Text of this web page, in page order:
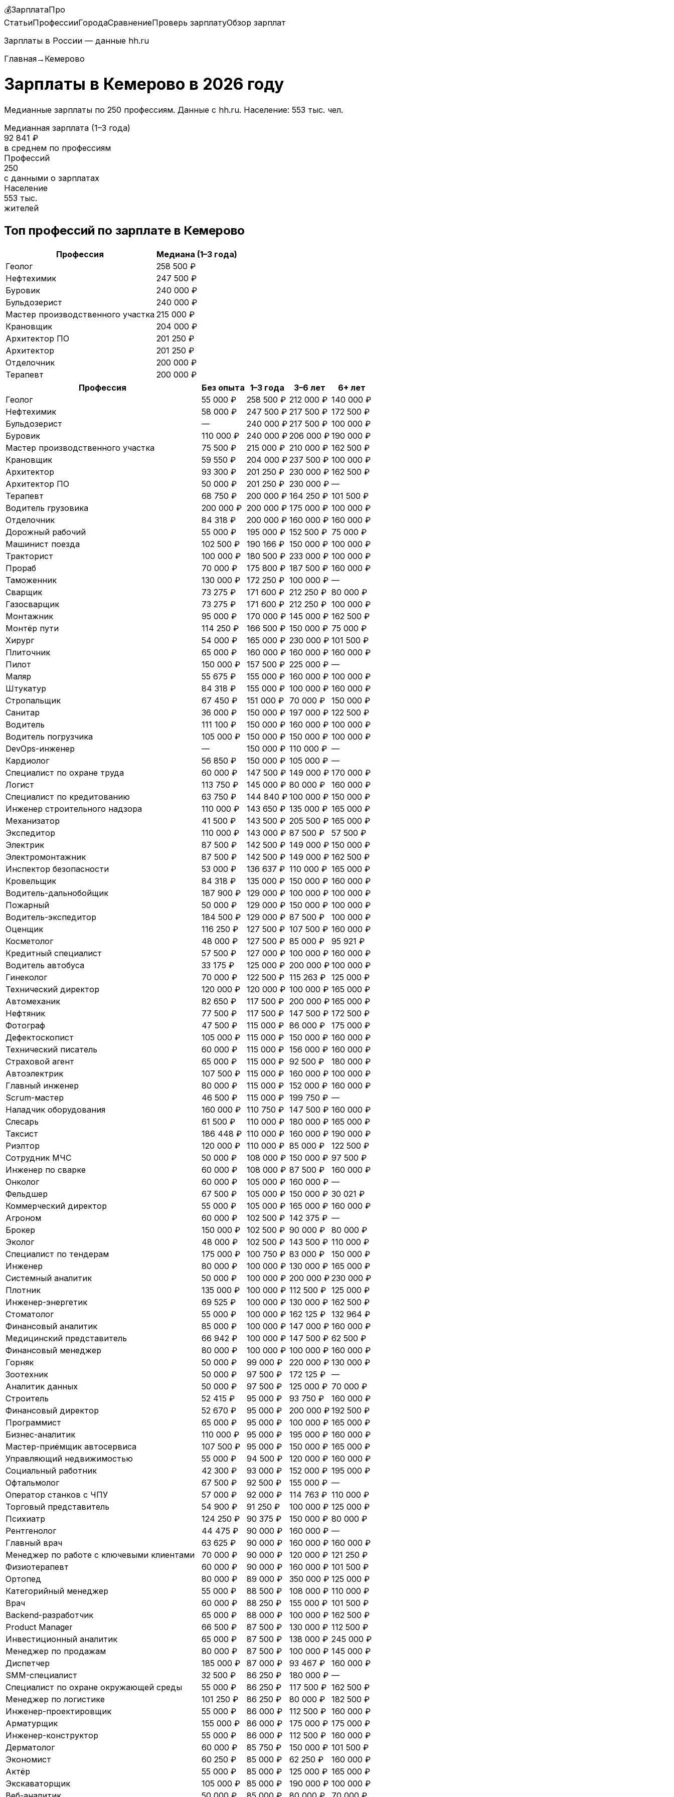
💰ЗарплатаПро
СтатьиПрофессииГородаСравнениеПроверь зарплатуОбзор зарплат
Зарплаты в России — данные hh.ru
Главная→ Кемерово
Зарплаты в Кемерово в 2026 году
Медианные зарплаты по 250 профессиям. Данные с hh.ru. Население: 553 тыс. чел.
Медианная зарплата (1–3 года)
92 841 ₽
в среднем по профессиям
Профессий
250
с данными о зарплатах
Население
553 тыс.
жителей
Топ профессий по зарплате в Кемерово
Профессия
Медиана (1–3 года)
Геолог
258 500 ₽
Нефтехимик
247 500 ₽
Буровик
240 000 ₽
Бульдозерист
240 000 ₽
Мастер производственного участка 215 000 ₽
Крановщик
204 000 ₽
Архитектор ПО
201 250 ₽
Архитектор
201 250 ₽
Отделочник
200 000 ₽
Терапевт
200 000 ₽
Профессия
Без опыта 1–3 года 3–6 лет
6+ лет
Геолог
55 000 ₽ 258 500 ₽ 212 000 ₽ 140 000 ₽
Нефтехимик
58 000 ₽ 247 500 ₽ 217 500 ₽ 172 500 ₽
Бульдозерист
— 240 000 ₽ 217 500 ₽ 100 000 ₽
Буровик
110 000 ₽ 240 000 ₽ 206 000 ₽ 190 000 ₽
Мастер производственного участка
75 500 ₽ 215 000 ₽ 210 000 ₽ 162 500 ₽
Крановщик
59 550 ₽ 204 000 ₽ 237 500 ₽ 100 000 ₽
Архитектор
93 300 ₽ 201 250 ₽ 230 000 ₽ 162 500 ₽
Архитектор ПО
50 000 ₽ 201 250 ₽ 230 000 ₽ —
Терапевт
68 750 ₽ 200 000 ₽ 164 250 ₽ 101 500 ₽
Водитель грузовика
200 000 ₽ 200 000 ₽ 175 000 ₽ 100 000 ₽
Отделочник
84 318 ₽ 200 000 ₽ 160 000 ₽ 160 000 ₽
Дорожный рабочий
55 000 ₽ 195 000 ₽ 152 500 ₽ 75 000 ₽
Машинист поезда
102 500 ₽ 190 166 ₽ 150 000 ₽ 100 000 ₽
Тракторист
100 000 ₽ 180 500 ₽ 233 000 ₽ 100 000 ₽
Прораб
70 000 ₽ 175 800 ₽ 187 500 ₽ 160 000 ₽
Таможенник
130 000 ₽ 172 250 ₽ 100 000 ₽ —
Сварщик
73 275 ₽ 171 600 ₽ 212 250 ₽ 80 000 ₽
Газосварщик
73 275 ₽ 171 600 ₽ 212 250 ₽ 100 000 ₽
Монтажник
95 000 ₽ 170 000 ₽ 145 000 ₽ 162 500 ₽
Монтёр пути
114 250 ₽ 166 500 ₽ 150 000 ₽ 75 000 ₽
Хирург
54 000 ₽ 165 000 ₽ 230 000 ₽ 101 500 ₽
Плиточник
65 000 ₽ 160 000 ₽ 160 000 ₽ 160 000 ₽
Пилот
150 000 ₽ 157 500 ₽ 225 000 ₽ —
Маляр
55 675 ₽ 155 000 ₽ 160 000 ₽ 100 000 ₽
Штукатур
84 318 ₽ 155 000 ₽ 100 000 ₽ 160 000 ₽
Стропальщик
67 450 ₽ 151 000 ₽ 70 000 ₽
150 000 ₽
Санитар
36 000 ₽ 150 000 ₽ 197 000 ₽ 122 500 ₽
Водитель
111 100 ₽ 150 000 ₽ 160 000 ₽ 100 000 ₽
Водитель погрузчика
105 000 ₽ 150 000 ₽ 150 000 ₽ 100 000 ₽
DevOps-инженер
— 150 000 ₽ 110 000 ₽ —
Кардиолог
56 850 ₽ 150 000 ₽ 105 000 ₽ —
Специалист по охране труда
60 000 ₽ 147 500 ₽ 149 000 ₽ 170 000 ₽
Логист
113 750 ₽ 145 000 ₽ 80 000 ₽
160 000 ₽
Специалист по кредитованию
63 750 ₽ 144 840 ₽ 100 000 ₽ 150 000 ₽
Инженер строительного надзора
110 000 ₽ 143 650 ₽ 135 000 ₽ 165 000 ₽
Механизатор
41 500 ₽ 143 500 ₽ 205 500 ₽ 165 000 ₽
Экспедитор
110 000 ₽ 143 000 ₽ 87 500 ₽
57 500 ₽
Электрик
87 500 ₽ 142 500 ₽ 149 000 ₽ 150 000 ₽
Электромонтажник
87 500 ₽ 142 500 ₽ 149 000 ₽ 162 500 ₽
Инспектор безопасности
53 000 ₽ 136 637 ₽ 110 000 ₽ 165 000 ₽
Кровельщик
84 318 ₽ 135 000 ₽ 150 000 ₽ 160 000 ₽
Водитель-дальнобойщик
187 900 ₽ 129 000 ₽ 100 000 ₽ 100 000 ₽
Пожарный
50 000 ₽ 129 000 ₽ 150 000 ₽ 100 000 ₽
Водитель-экспедитор
184 500 ₽ 129 000 ₽ 87 500 ₽
100 000 ₽
Оценщик
116 250 ₽ 127 500 ₽ 107 500 ₽ 160 000 ₽
Косметолог
48 000 ₽ 127 500 ₽ 85 000 ₽
95 921 ₽
Кредитный специалист
57 500 ₽ 127 000 ₽ 100 000 ₽ 160 000 ₽
Водитель автобуса
33 175 ₽ 125 000 ₽ 200 000 ₽ 100 000 ₽
Гинеколог
70 000 ₽ 122 500 ₽ 115 263 ₽ 125 000 ₽
Технический директор
120 000 ₽ 120 000 ₽ 100 000 ₽ 165 000 ₽
Автомеханик
82 650 ₽ 117 500 ₽ 200 000 ₽ 165 000 ₽
Нефтяник
77 500 ₽ 117 500 ₽ 147 500 ₽ 172 500 ₽
Фотограф
47 500 ₽ 115 000 ₽ 86 000 ₽
175 000 ₽
Дефектоскопист
105 000 ₽ 115 000 ₽ 150 000 ₽ 160 000 ₽
Технический писатель
60 000 ₽ 115 000 ₽ 156 000 ₽ 160 000 ₽
Страховой агент
65 000 ₽ 115 000 ₽ 92 500 ₽
180 000 ₽
Автоэлектрик
107 500 ₽ 115 000 ₽ 160 000 ₽ 100 000 ₽
Главный инженер
80 000 ₽ 115 000 ₽ 152 000 ₽ 160 000 ₽
Scrum-мастер
46 500 ₽ 115 000 ₽ 199 750 ₽ —
Наладчик оборудования
160 000 ₽ 110 750 ₽ 147 500 ₽ 160 000 ₽
Слесарь
61 500 ₽ 110 000 ₽ 180 000 ₽ 165 000 ₽
Таксист
186 448 ₽ 110 000 ₽ 160 000 ₽ 190 000 ₽
Риэлтор
120 000 ₽ 110 000 ₽ 85 000 ₽
122 500 ₽
Сотрудник МЧС
50 000 ₽ 108 000 ₽ 150 000 ₽ 97 500 ₽
Инженер по сварке
60 000 ₽ 108 000 ₽ 87 500 ₽
160 000 ₽
Онколог
60 000 ₽ 105 000 ₽ 160 000 ₽ —
Фельдшер
67 500 ₽ 105 000 ₽ 150 000 ₽ 30 021 ₽
Коммерческий директор
55 000 ₽ 105 000 ₽ 165 000 ₽ 160 000 ₽
Агроном
60 000 ₽ 102 500 ₽ 142 375 ₽ —
Брокер
150 000 ₽ 102 500 ₽ 90 000 ₽
80 000 ₽
Эколог
48 000 ₽ 102 500 ₽ 143 500 ₽ 110 000 ₽
Специалист по тендерам
175 000 ₽ 100 750 ₽ 83 000 ₽
150 000 ₽
Инженер
80 000 ₽ 100 000 ₽ 130 000 ₽ 165 000 ₽
Системный аналитик
50 000 ₽ 100 000 ₽ 200 000 ₽ 230 000 ₽
Плотник
135 000 ₽ 100 000 ₽ 112 500 ₽ 125 000 ₽
Инженер-энергетик
69 525 ₽ 100 000 ₽ 130 000 ₽ 162 500 ₽
Стоматолог
55 000 ₽ 100 000 ₽ 162 125 ₽ 132 964 ₽
Финансовый аналитик
85 000 ₽ 100 000 ₽ 147 000 ₽ 160 000 ₽
Медицинский представитель
66 942 ₽ 100 000 ₽ 147 500 ₽ 62 500 ₽
Финансовый менеджер
80 000 ₽ 100 000 ₽ 100 000 ₽ 160 000 ₽
Горняк
50 000 ₽ 99 000 ₽ 220 000 ₽ 130 000 ₽
Зоотехник
50 000 ₽ 97 500 ₽ 172 125 ₽ —
Аналитик данных
50 000 ₽ 97 500 ₽ 125 000 ₽ 70 000 ₽
Строитель
52 415 ₽ 95 000 ₽ 93 750 ₽
160 000 ₽
Финансовый директор
52 670 ₽ 95 000 ₽ 200 000 ₽ 192 500 ₽
Программист
65 000 ₽ 95 000 ₽ 100 000 ₽ 165 000 ₽
Бизнес-аналитик
110 000 ₽ 95 000 ₽ 195 000 ₽ 160 000 ₽
Мастер-приёмщик автосервиса
107 500 ₽ 95 000 ₽ 150 000 ₽ 165 000 ₽
Управляющий недвижимостью
55 000 ₽ 94 500 ₽ 120 000 ₽ 160 000 ₽
Социальный работник
42 300 ₽ 93 000 ₽ 152 000 ₽ 195 000 ₽
Офтальмолог
67 500 ₽ 92 500 ₽ 155 000 ₽ —
Оператор станков с ЧПУ
57 000 ₽ 92 000 ₽ 114 763 ₽ 110 000 ₽
Торговый представитель
54 900 ₽ 91 250 ₽ 100 000 ₽ 125 000 ₽
Психиатр
124 250 ₽ 90 375 ₽ 150 000 ₽ 80 000 ₽
Рентгенолог
44 475 ₽ 90 000 ₽ 160 000 ₽ —
Главный врач
63 625 ₽ 90 000 ₽ 160 000 ₽ 160 000 ₽
Менеджер по работе с ключевыми клиентами
70 000 ₽ 90 000 ₽ 120 000 ₽ 121 250 ₽
Физиотерапевт
60 000 ₽ 90 000 ₽ 160 000 ₽ 101 500 ₽
Ортопед
80 000 ₽ 89 000 ₽ 350 000 ₽ 125 000 ₽
Категорийный менеджер
55 000 ₽ 88 500 ₽ 108 000 ₽ 110 000 ₽
Врач
60 000 ₽ 88 250 ₽ 155 000 ₽ 101 500 ₽
Backend-разработчик
65 000 ₽ 88 000 ₽ 100 000 ₽ 162 500 ₽
Product Manager
66 500 ₽ 87 500 ₽ 130 000 ₽ 112 500 ₽
Инвестиционный аналитик
65 000 ₽ 87 500 ₽ 138 000 ₽ 245 000 ₽
Менеджер по продажам
80 000 ₽ 87 500 ₽ 100 000 ₽ 145 000 ₽
Диспетчер
185 000 ₽ 87 000 ₽ 93 467 ₽
160 000 ₽
SMM-специалист
32 500 ₽ 86 250 ₽ 180 000 ₽ —
Специалист по охране окружающей среды
55 000 ₽ 86 250 ₽ 117 500 ₽ 162 500 ₽
Менеджер по логистике
101 250 ₽ 86 250 ₽ 80 000 ₽
182 500 ₽
Инженер-проектировщик
55 000 ₽ 86 000 ₽ 112 500 ₽ 160 000 ₽
Арматурщик
155 000 ₽ 86 000 ₽ 175 000 ₽ 175 000 ₽
Инженер-конструктор
55 000 ₽ 86 000 ₽ 112 500 ₽ 160 000 ₽
Дерматолог
60 000 ₽ 85 750 ₽ 150 000 ₽ 101 500 ₽
Экономист
60 250 ₽ 85 000 ₽ 62 250 ₽
160 000 ₽
Актёр
55 000 ₽ 85 000 ₽ 125 000 ₽ 165 000 ₽
Экскаваторщик
105 000 ₽ 85 000 ₽ 190 000 ₽ 100 000 ₽